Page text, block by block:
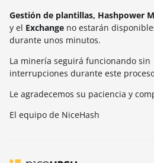
Gestión de plantillas, Hashpower
y el Exchange no estarán
durante unos minutos.
La minería seguirá funcionando sin
interrupciones durante este
Le agradecemos su paciencia y
El equipo de NiceHash